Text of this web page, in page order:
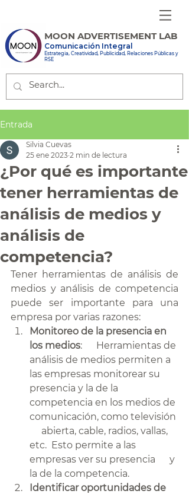
MOON ADVERTISEMENT LAB
Comunicación Integral
Estrategia, Creatividad, Publicidad, Relaciones Públicas y
RSE
Entrada
¿Por qué es importante
tener herramientas de
análisis de medios y
análisis de
competencia?
Silvia Cuevas
25 ene 2023 2 min de lectura
Tener herramientas de análisis de
medios y análisis de competencia
puede ser importante para una
empresa por varias razones:
Monitoreo de la presencia en
los medios:      Herramientas de
análisis de medios permiten a
las empresas monitorear su
presencia y la de la
competencia en los medios de
comunicación, como televisión
     abierta, cable, radios, vallas,
etc.  Esto permite a las
empresas ver su presencia      y
la de la competencia.
Identificar oportunidades de